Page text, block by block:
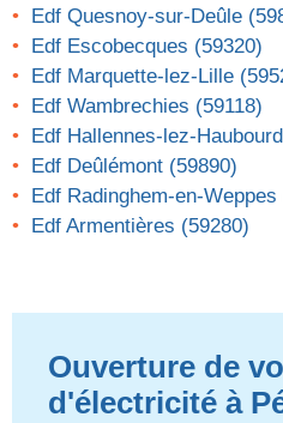
Edf Quesnoy-sur-Deûle
Edf Escobecques (59320)
Edf Marquette-lez-Lille
Edf Wambrechies (59118)
Edf Hallennes-lez-
Edf Deûlémont (59890)
Edf Radinghem-en-Weppes
Edf Armentières (59280)
Ouverture de
d'électricité à